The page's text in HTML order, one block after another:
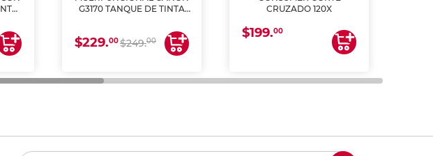
G3170 TANQUE DE TINTA
$229.00$249.00
CRUZADO 120X
$199.00